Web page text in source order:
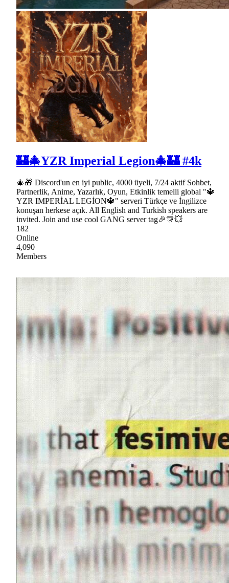
🏰🎄YZR Imperial Legion🎄🏰 #4k
🎄🎁 Discord'un en iyi public, 4000 üyeli, 7/24 aktif Sohbet,
Partnerlik, Anime, Yazarlık, Oyun, Etkinlik temelli global "🔱
YZR IMPERİAL LEGİON🔱" serveri Türkçe ve İngilizce
konuşan herkese açık. All English and Turkish speakers are
invited. Join and use cool GANG server tag🎉🎊💥
182
Online
4,090
Members